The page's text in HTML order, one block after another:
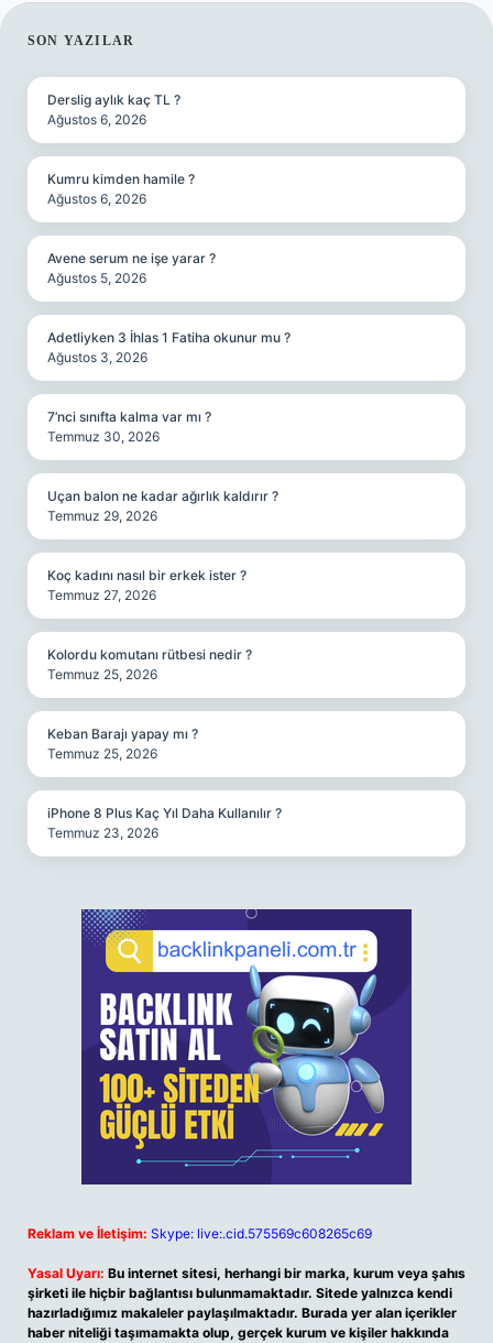
SIDEBAR
SON YAZILAR
Derslig aylık kaç TL ?
Ağustos 6, 2026
Kumru kimden hamile ?
Ağustos 6, 2026
Avene serum ne işe yarar ?
Ağustos 5, 2026
Adetliyken 3 İhlas 1 Fatiha okunur mu ?
Ağustos 3, 2026
7’nci sınıfta kalma var mı ?
Temmuz 30, 2026
Uçan balon ne kadar ağırlık kaldırır ?
Temmuz 29, 2026
Koç kadını nasıl bir erkek ister ?
Temmuz 27, 2026
Kolordu komutanı rütbesi nedir ?
Temmuz 25, 2026
Keban Barajı yapay mı ?
Temmuz 25, 2026
iPhone 8 Plus Kaç Yıl Daha Kullanılır ?
Temmuz 23, 2026
Reklam ve İletişim: Skype: live:.cid.575569c608265c69
Yasal Uyarı: Bu internet sitesi, herhangi bir marka, kurum veya şahıs
şirketi ile hiçbir bağlantısı bulunmamaktadır. Sitede yalnızca kendi
hazırladığımız makaleler paylaşılmaktadır. Burada yer alan içerikler
haber niteliği taşımamakta olup, gerçek kurum ve kişiler hakkında